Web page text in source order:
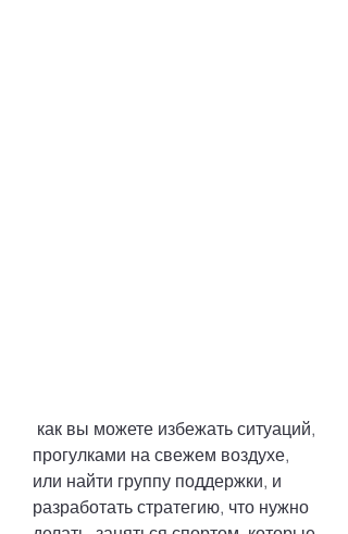
прогулками на свежем воздухе,
или найти группу поддержки, и
разработать стратегию, что нужно